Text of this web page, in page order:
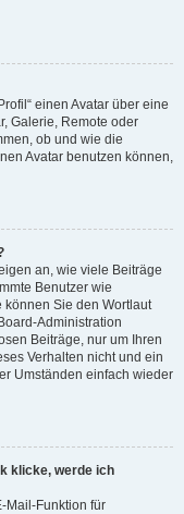
einen Avatar über eine
Galerie, Remote oder
ob und wie die
Avatar benutzen können,
an, wie viele Beiträge
Benutzer wie
können Sie den Wortlaut
Administration
Beiträge, nur um Ihren
Verhalten nicht und ein
Umständen einfach wieder
klicke, werde ich
Mail-Funktion für